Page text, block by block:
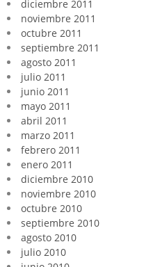
diciembre 2011
noviembre 2011
octubre 2011
septiembre 2011
agosto 2011
julio 2011
junio 2011
mayo 2011
abril 2011
marzo 2011
febrero 2011
enero 2011
diciembre 2010
noviembre 2010
octubre 2010
septiembre 2010
agosto 2010
julio 2010